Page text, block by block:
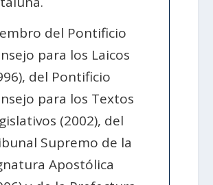
del Pontificio
para los Laicos
del Pontificio
para los Textos
(2002), del
Supremo de la
Apostólica